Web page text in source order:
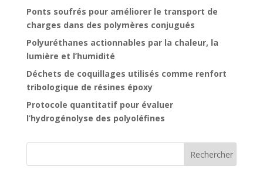
Ponts soufrés pour améliorer le transport de
charges dans des polymères conjugués
Polyuréthanes actionnables par la chaleur, la
lumière et l’humidité
Déchets de coquillages utilisés comme renfort
tribologique de résines époxy
Protocole quantitatif pour évaluer
l’hydrogénolyse des polyoléfines